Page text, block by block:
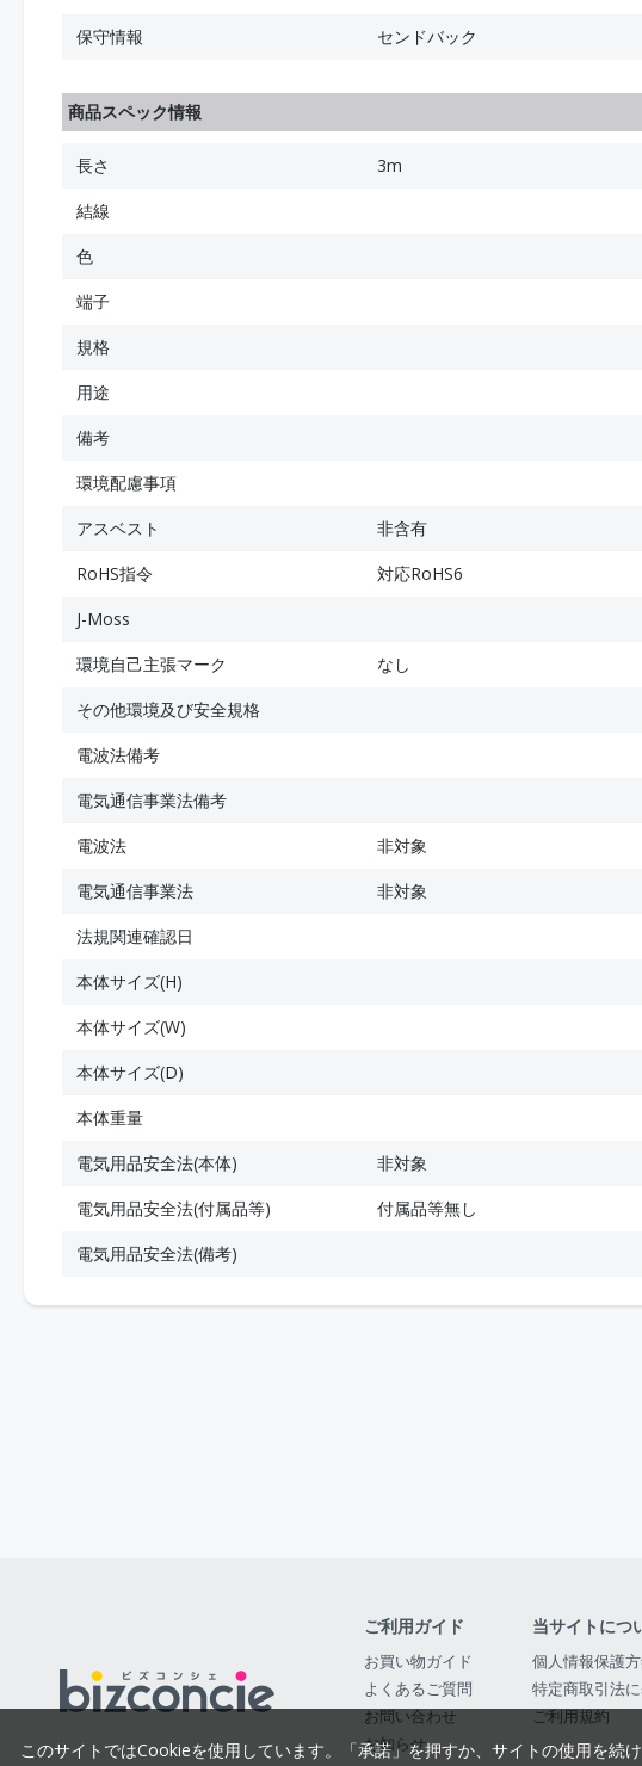
保守情報
センドバック
商品スペック情報
長さ
3m
結線
色
端子
規格
用途
備考
環境配慮事項
アスベスト
非含有
RoHS指令
対応RoHS6
J-Moss
環境自己主張マーク
なし
その他環境及び安全規格
電波法備考
電気通信事業法備考
電波法
非対象
電気通信事業法
非対象
法規関連確認日
本体サイズ(H)
本体サイズ(W)
本体サイズ(D)
本体重量
電気用品安全法(本体)
非対象
電気用品安全法(付属品等)
付属品等無し
電気用品安全法(備考)
ご利用ガイド
お買い物ガイド
よくあるご質問
お問い合わせ
お知らせ
当サイトにつ
個人情報保護
特定商取引法
ご利用規約
このサイトではCookieを使用しています。「承諾」を押すか、サイトの使用を続